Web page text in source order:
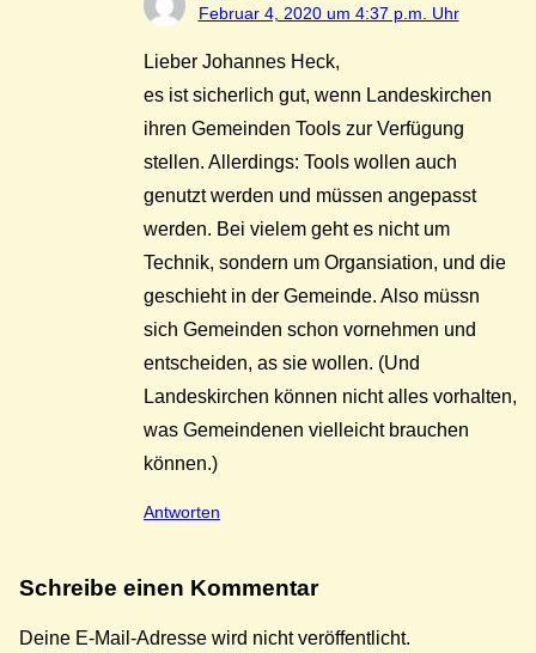
Februar 4, 2020 um 4:37 p.m. Uhr
Lieber Johannes Heck,
es ist sicherlich gut, wenn Landeskirchen
ihren Gemeinden Tools zur Verfügung
stellen. Allerdings: Tools wollen auch
genutzt werden und müssen angepasst
werden. Bei vielem geht es nicht um
Technik, sondern um Organsiation, und die
geschieht in der Gemeinde. Also müssn
sich Gemeinden schon vornehmen und
entscheiden, as sie wollen. (Und
Landeskirchen können nicht alles vorhalten,
was Gemeindenen vielleicht brauchen
können.)
Antworten
Schreibe einen Kommentar
Deine E-Mail-Adresse wird nicht veröffentlicht.